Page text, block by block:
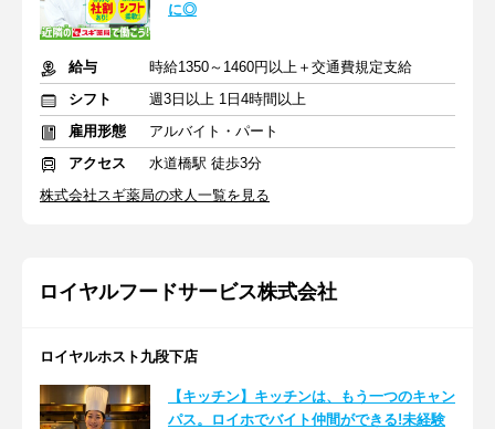
に◎
給与
時給1350～1460円以上＋交通費規定支給
シフト
週3日以上 1日4時間以上
雇用形態
アルバイト・パート
アクセス
水道橋駅 徒歩3分
株式会社スギ薬局の求人一覧を見る
ロイヤルフードサービス株式会社
ロイヤルホスト九段下店
【キッチン】キッチンは、もう一つのキャン
パス。ロイホでバイト仲間ができる!未経験